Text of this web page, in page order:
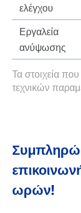
ελέγχου
Εργαλεία
ανύψωσης
Τα στοιχεία
τεχνικών
ωρών!